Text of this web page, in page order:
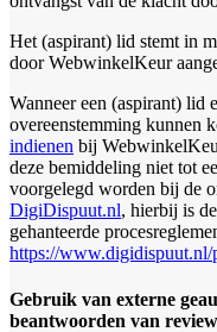
Het (aspirant) lid stemt in
door WebwinkelKeur
Wanneer een (aspirant) lid
overeenstemming kunnen
indienen bij
deze bemiddeling niet tot
voorgelegd worden bij de
DigiDispuut.nl, hierbij is
gehanteerde
https://www.digidispuut.nl/
Gebruik van externe
beantwoorden van